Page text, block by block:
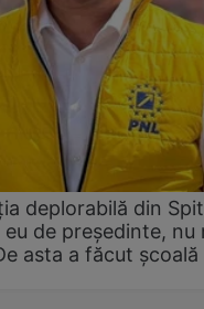
deplorabilă din
de președinte, nu
asta a făcut școală